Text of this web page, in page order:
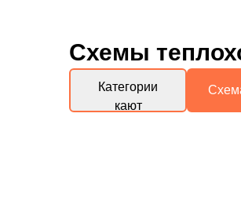
Схемы
Категории
кают